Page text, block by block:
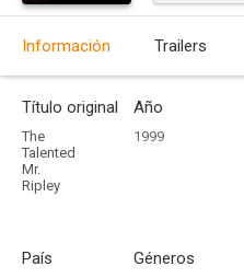
Información Trailers
Título original
The
Talented
Mr.
Ripley
Año
1999
País Géneros